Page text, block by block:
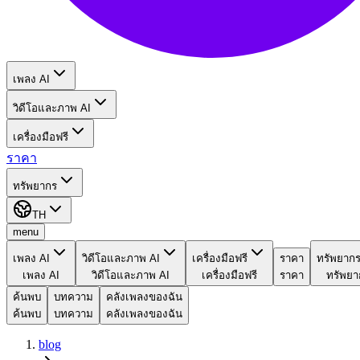
เพลง AI
วิดีโอและภาพ AI
เครื่องมือฟรี
ราคา
ทรัพยากร
TH
menu
เพลง AI
เพลง AI
วิดีโอและภาพ AI
วิดีโอและภาพ AI
เครื่องมือฟรี
เครื่องมือฟรี
ราคา
ราคา
ทรัพยากร
ทรัพยา
ค้นพบ
ค้นพบ
บทความ
บทความ
คลังเพลงของฉัน
คลังเพลงของฉัน
blog